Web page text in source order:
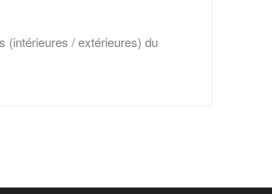
(intérieures / extérieures) du